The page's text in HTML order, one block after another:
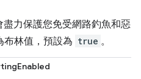
力保護您免受網路釣魚和惡
布林值，預設為 true 。